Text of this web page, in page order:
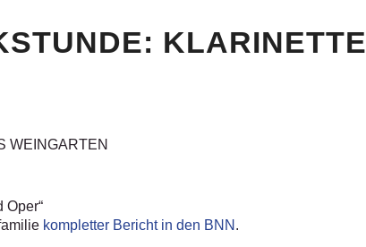
KLARINETTE
WEINGARTEN
Oper“
kompletter Bericht in den BNN .